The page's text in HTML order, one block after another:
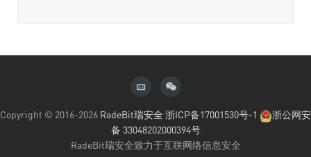
Copyright © 2016-2026 RadeBit瑞安全 浙ICP备17001530号-1
浙公网安
备 33048202000394号
RadeBit瑞安全致力于互联网络信息安全